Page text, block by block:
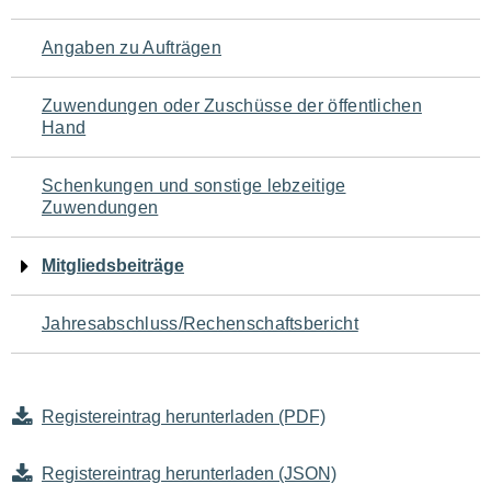
Angaben zu Aufträgen
Zuwendungen oder Zuschüsse der öffentlichen
Hand
Schenkungen und sonstige lebzeitige
Zuwendungen
Mitgliedsbeiträge
Jahresabschluss/Rechenschaftsbericht
Registereintrag herunterladen (PDF)
Registereintrag herunterladen (JSON)